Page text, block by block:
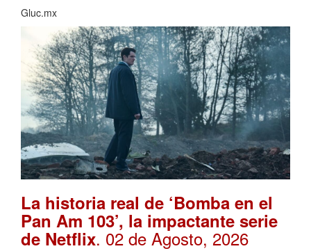
Gluc.mx
La historia real de ‘Bomba en el
Pan Am 103’, la impactante serie
de Netflix. 02 de Agosto, 2026